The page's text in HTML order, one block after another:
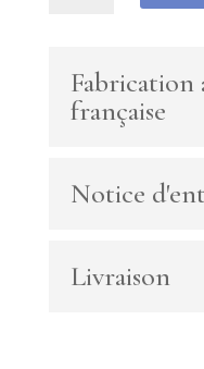
plaqué
Fabrication
française
Notice
Livraison